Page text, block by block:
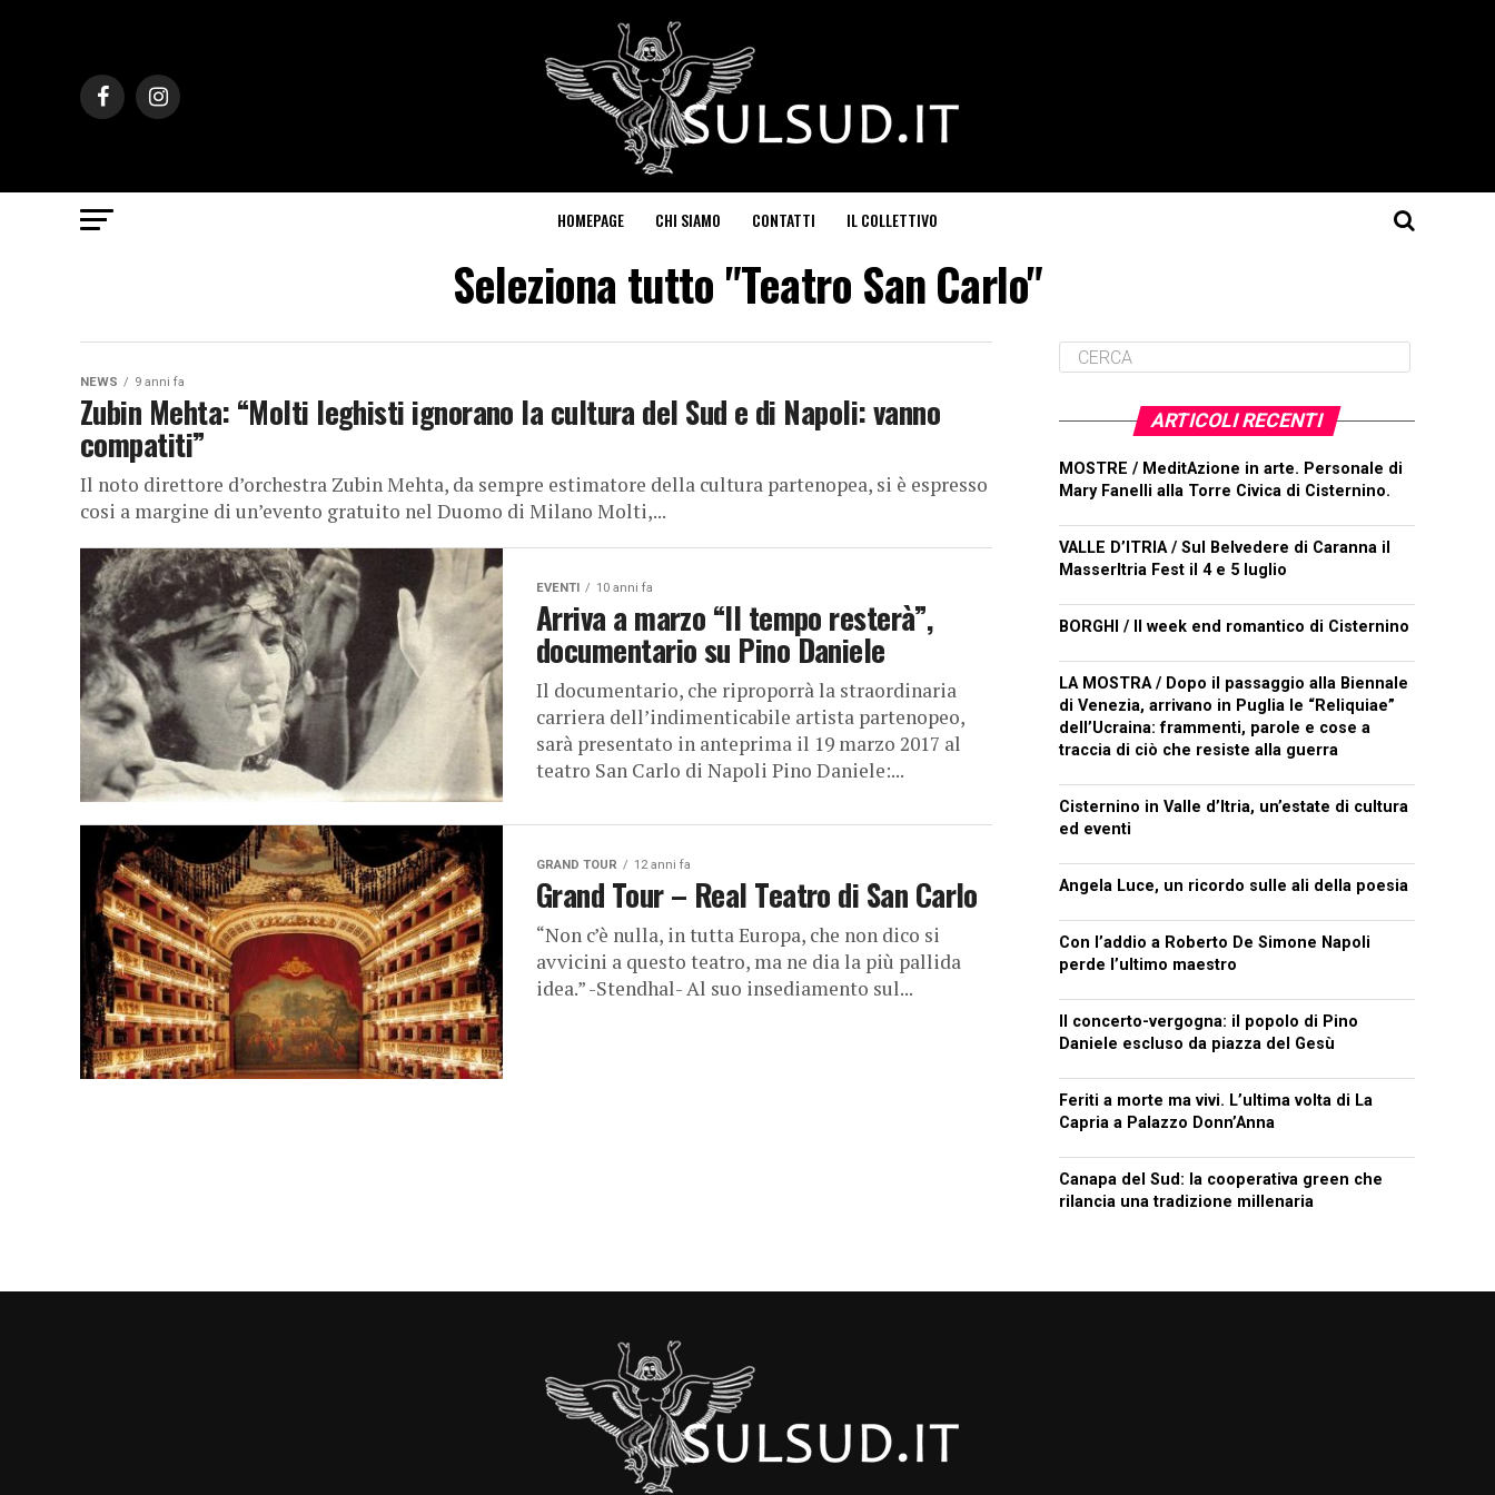
HOMEPAGE CHI SIAMO CONTATTI IL COLLETTIVO
Seleziona tutto "Teatro San Carlo"
NEWS 9 anni fa
Zubin Mehta: “Molti leghisti ignorano la cultura del Sud e di Napoli: vanno
compatiti”
Il noto direttore d’orchestra Zubin Mehta, da sempre estimatore della cultura partenopea, si è espresso
cosi a margine di un’evento gratuito nel Duomo di Milano Molti,...
EVENTI 10 anni fa
Arriva a marzo “Il tempo resterà”,
documentario su Pino Daniele
Il documentario, che riproporrà la straordinaria
carriera dell’indimenticabile artista partenopeo,
sarà presentato in anteprima il 19 marzo 2017 al
teatro San Carlo di Napoli Pino Daniele:...
GRAND TOUR 12 anni fa
Grand Tour – Real Teatro di San Carlo
“Non c’è nulla, in tutta Europa, che non dico si
avvicini a questo teatro, ma ne dia la più pallida
idea.” -Stendhal- Al suo insediamento sul...
ARTICOLI RECENTI
MOSTRE / MeditAzione in arte. Personale di
Mary Fanelli alla Torre Civica di Cisternino.
VALLE D’ITRIA / Sul Belvedere di Caranna il
MasserItria Fest il 4 e 5 luglio
BORGHI / Il week end romantico di Cisternino
LA MOSTRA / Dopo il passaggio alla Biennale
di Venezia, arrivano in Puglia le “Reliquiae”
dell’Ucraina: frammenti, parole e cose a
traccia di ciò che resiste alla guerra
Cisternino in Valle d’Itria, un’estate di cultura
ed eventi
Angela Luce, un ricordo sulle ali della poesia
Con l’addio a Roberto De Simone Napoli
perde l’ultimo maestro
Il concerto-vergogna: il popolo di Pino
Daniele escluso da piazza del Gesù
Feriti a morte ma vivi. L’ultima volta di La
Capria a Palazzo Donn’Anna
Canapa del Sud: la cooperativa green che
rilancia una tradizione millenaria